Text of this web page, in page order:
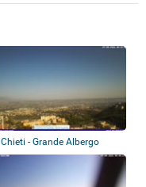
Chieti - Grande Albergo